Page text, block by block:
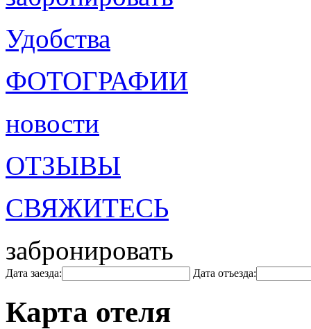
Удобства
ФОТОГРАФИИ
новости
ОТЗЫВЫ
СВЯЖИТЕСЬ
забронировать
Дата заезда: Дата отъезда:
Карта отеля